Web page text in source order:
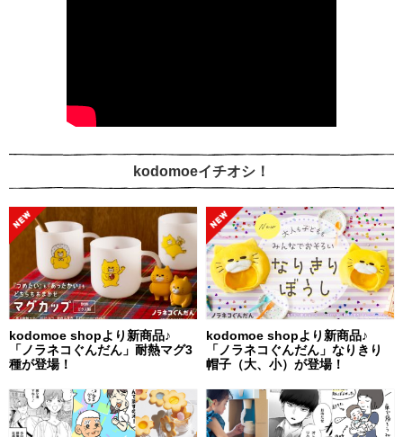
kodomoeイチオシ！
kodomoe shopより新商品♪
「ノラネコぐんだん」耐熱マグ3
種が登場！
kodomoe shopより新商品♪
「ノラネコぐんだん」なりきり
帽子（大、小）が登場！